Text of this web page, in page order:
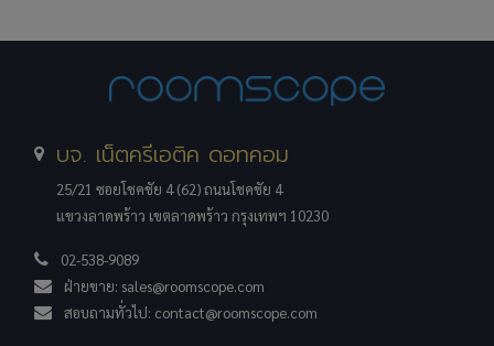
บจ. เน็ตครีเอติค ดอทคอม
25/21 ซอยโชคชัย 4 (62) ถนนโชคชัย 4
แขวงลาดพร้าว เขตลาดพร้าว กรุงเทพฯ 10230
02-538-9089
ฝ่ายขาย: sales@roomscope.com
สอบถามทั่วไป: contact@roomscope.com